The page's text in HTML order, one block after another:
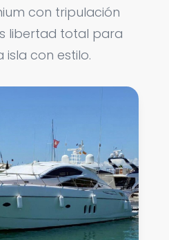
con tripulación
libertad total para
isla con estilo.